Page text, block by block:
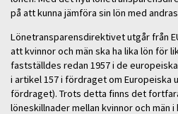
på att kunna jämföra sin lön med
Lönetransparensdirektivet utgår från
att kvinnor och män ska ha lika lön för
fastställdes redan 1957 i de
i artikel 157 i fördraget om Europeiska
fördraget). Trots detta finns det
löneskillnader mellan kvinnor och män i